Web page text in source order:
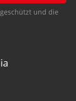
und die